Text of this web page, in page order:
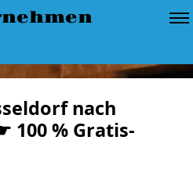
nach
100 % Gratis-